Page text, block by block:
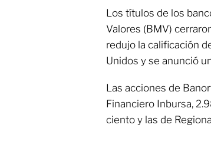
Los títulos de los
Valores (BMV)
redujo la calificación
Unidos y se anunció
Las acciones de
Financiero Inbursa,
ciento y las de